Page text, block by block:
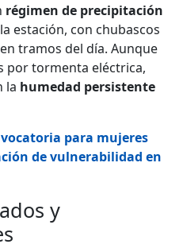
régimen de precipitación
estación, con chubascos
tramos del día. Aunque
por tormenta eléctrica,
la humedad persistente
para mujeres
de vulnerabilidad en
y